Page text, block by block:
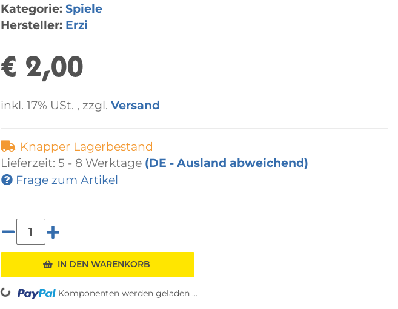
Kategorie: Spiele
Hersteller: Erzi
€ 2,00
inkl. 17% USt. , zzgl. Versand
Knapper Lagerbestand
Lieferzeit: 5 - 8 Werktage (DE - Ausland abweichend)
Frage zum Artikel
IN DEN WARENKORB
Loading... Komponenten werden geladen ...